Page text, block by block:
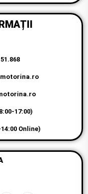
17:00)
Online)